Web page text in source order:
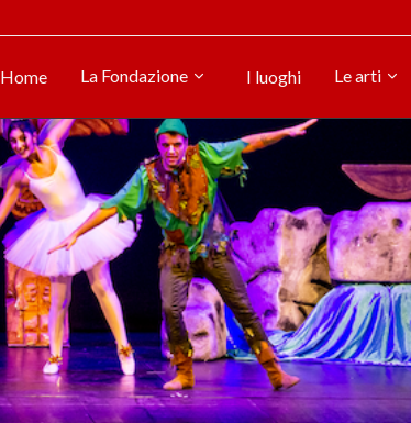
Home La Fondazione I luoghi Le arti